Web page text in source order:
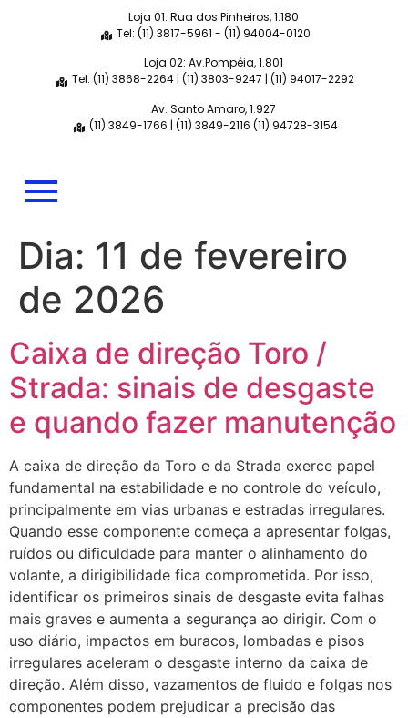
Loja 01: Rua dos Pinheiros, 1.180
Tel: (11) 3817-5961 - (11) 94004-0120
Loja 02: Av.Pompéia, 1.801
Tel: (11) 3868-2264 | (11) 3803-9247 | (11) 94017-2292
Av. Santo Amaro, 1.927
(11) 3849-1766 | (11) 3849-2116 (11) 94728-3154
Dia: 11 de fevereiro
de 2026
Caixa de direção Toro /
Strada: sinais de desgaste
e quando fazer manutenção
A caixa de direção da Toro e da Strada exerce papel
fundamental na estabilidade e no controle do veículo,
principalmente em vias urbanas e estradas irregulares.
Quando esse componente começa a apresentar folgas,
ruídos ou dificuldade para manter o alinhamento do
volante, a dirigibilidade fica comprometida. Por isso,
identificar os primeiros sinais de desgaste evita falhas
mais graves e aumenta a segurança ao dirigir. Com o
uso diário, impactos em buracos, lombadas e pisos
irregulares aceleram o desgaste interno da caixa de
direção. Além disso, vazamentos de fluido e folgas nos
componentes podem prejudicar a precisão das